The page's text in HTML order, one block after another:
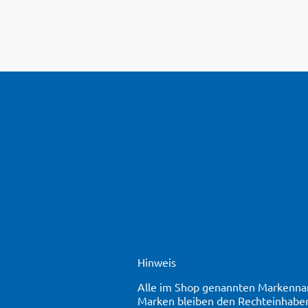
Hinweis
Alle im Shop genannten
Marken bleiben den